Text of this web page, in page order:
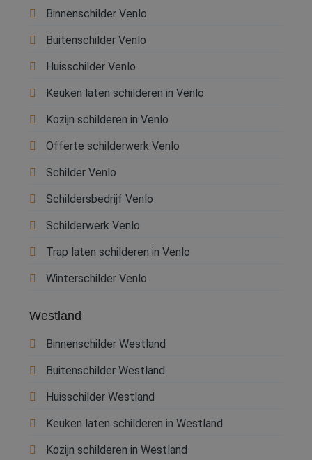
Binnenschilder Venlo
Buitenschilder Venlo
Huisschilder Venlo
Keuken laten schilderen in Venlo
Kozijn schilderen in Venlo
Offerte schilderwerk Venlo
Schilder Venlo
Schildersbedrijf Venlo
Schilderwerk Venlo
Trap laten schilderen in Venlo
Winterschilder Venlo
Westland
Binnenschilder Westland
Buitenschilder Westland
Huisschilder Westland
Keuken laten schilderen in Westland
Kozijn schilderen in Westland